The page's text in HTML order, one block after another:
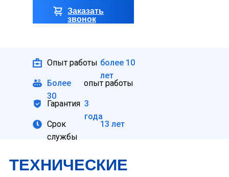
Заказать
звонок
Опыт работы более 10
лет
опыт работы
Более
30
Гарантия 3
года
Срок
службы
13 лет
ТЕХНИЧЕСКИЕ